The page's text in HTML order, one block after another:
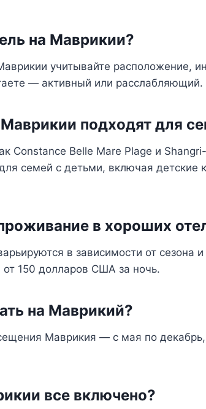
на Маврикии?
учитывайте расположение,
— активный или расслабляющий.
подходят для
Constance Belle Mare Plage и
семей с детьми, включая детские
в хороших
в зависимости от сезона
от 150 долларов США за ночь.
на Маврикий?
Маврикия — с мая по декабрь,
все включено?